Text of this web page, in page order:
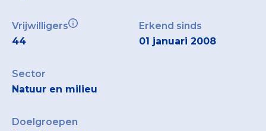
Vrijwilligers
44
Erkend sinds
01 januari 2008
Sector
Natuur en milieu
Doelgroepen